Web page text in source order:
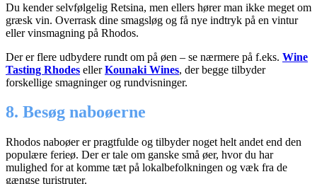
Du kender selvfølgelig Retsina, men ellers hører man ikke meget om
græsk vin. Overrask dine smagsløg og få nye indtryk på en vintur
eller vinsmagning på Rhodos.
Der er flere udbydere rundt om på øen – se nærmere på f.eks. Wine
Tasting Rhodes ellerKounaki Wines, der begge tilbyder
forskellige smagninger og rundvisninger.
8. Besøg naboøerne
Rhodos naboøer er pragtfulde og tilbyder noget helt andet end den
populære ferieø. Der er tale om ganske små øer, hvor du har
mulighed for at komme tæt på lokalbefolkningen og væk fra de
gængse turistruter.